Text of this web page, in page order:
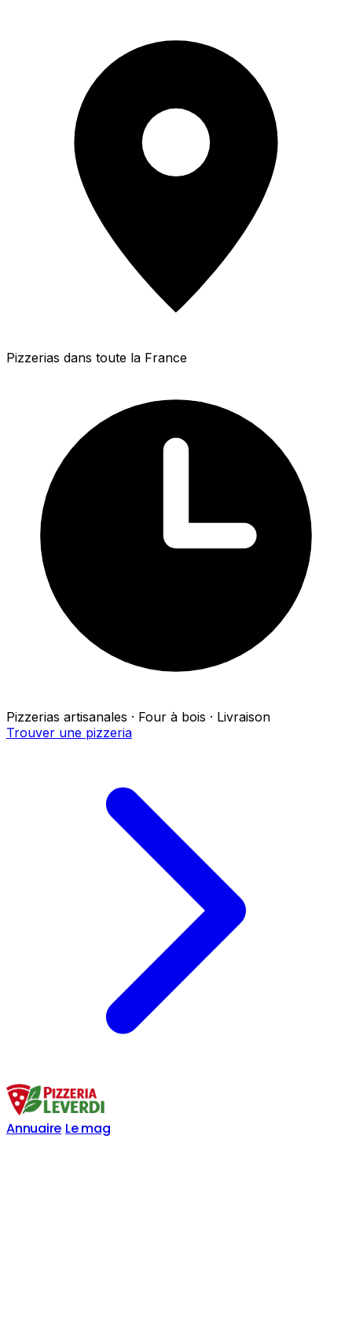
Pizzerias dans toute la France
Pizzerias artisanales · Four à bois · Livraison
Trouver une pizzeria
Annuaire Le mag